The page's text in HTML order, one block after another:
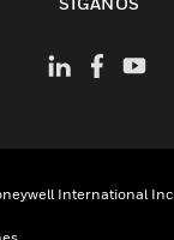
International Inc